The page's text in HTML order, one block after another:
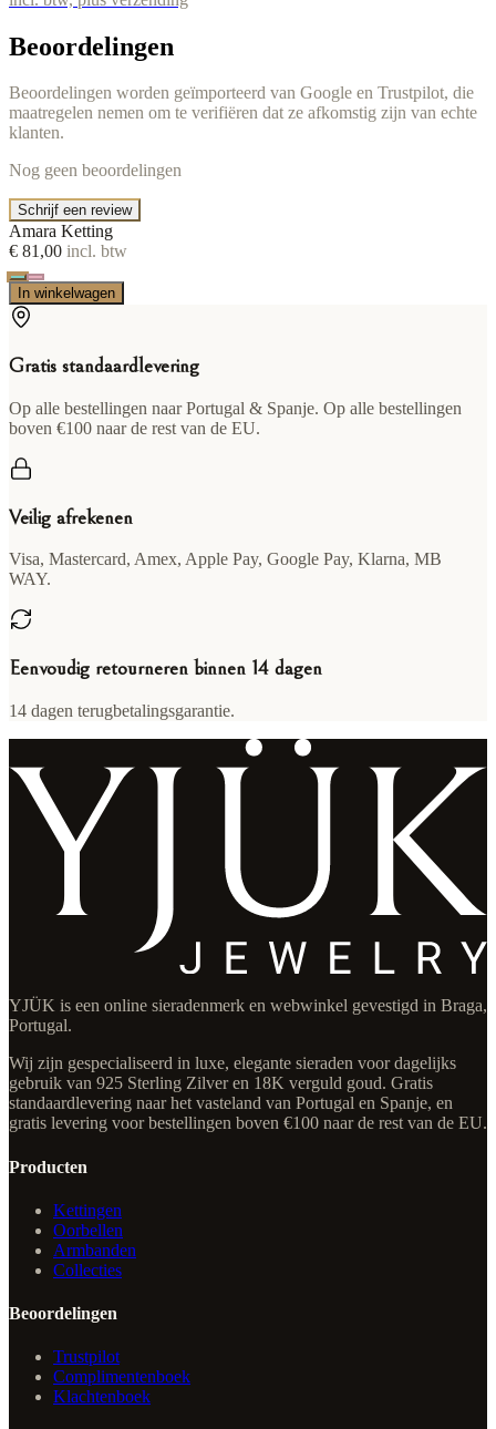
Beoordelingen
Beoordelingen worden geïmporteerd van Google en Trustpilot, die
maatregelen nemen om te verifiëren dat ze afkomstig zijn van echte
klanten.
Nog geen beoordelingen
Schrijf een review
Amara Ketting
€ 81,00 incl. btw
In winkelwagen
Gratis standaardlevering
Op alle bestellingen naar Portugal & Spanje. Op alle bestellingen
boven €100 naar de rest van de EU.
Veilig afrekenen
Visa, Mastercard, Amex, Apple Pay, Google Pay, Klarna, MB
WAY.
Eenvoudig retourneren binnen 14 dagen
14 dagen terugbetalingsgarantie.
YJÜK is een online sieradenmerk en webwinkel gevestigd in Braga,
Portugal.
Wij zijn gespecialiseerd in luxe, elegante sieraden voor dagelijks
gebruik van 925 Sterling Zilver en 18K verguld goud. Gratis
standaardlevering naar het vasteland van Portugal en Spanje, en
gratis levering voor bestellingen boven €100 naar de rest van de EU.
Producten
Kettingen
Oorbellen
Armbanden
Collecties
Beoordelingen
Trustpilot
Complimentenboek
Klachtenboek